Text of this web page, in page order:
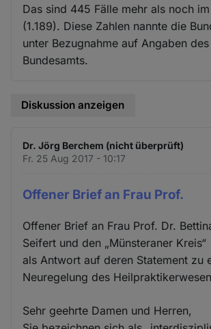
Das sind 445 Fälle mehr als noch
(1.189). Diese Zahlen nannte die
unter Bezugnahme auf Angaben
Bundesamts.
Diskussion anzeigen
Dr. Jörg Berchem (nicht überprüft)
Fr. 25 Aug 2017 - 10:17
Offener Brief an Frau Prof.
Offener Brief an Frau Prof. Dr.
Seifert und den „Münsteraner Kreis“
als Antwort auf deren Statement zu
Neuregelung des
Sehr geehrte Damen und Herren,